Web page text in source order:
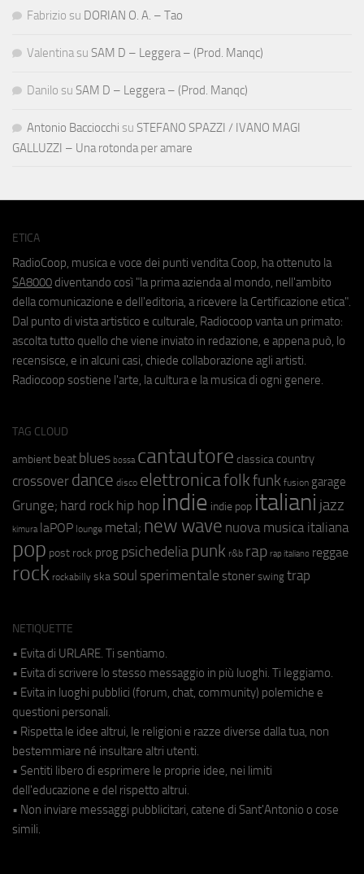
Fabrizio su DORIAN O. A. – Tao
Valentina su SAM D – Leggera – (Prod. Manqc)
Danilo su SAM D – Leggera – (Prod. Manqc)
Antonio Bacciocchi su STEFANO SPAZZI / IVANO MAGI
GALLUZZI – Una rotonda per amare
ETICA
RadioCoop, musica e voce dei punti vendita Coop, ha ottenuto la
SA8000 diventando così "la prima azienda al mondo, nell'ambito
della comunicazione e dell'editoria, a ricevere la Certificazione etica".
Dal punto di vista artistico e culturale, Radiocoop vanta un primato:
ascolta tutto quello che viene inviato in redazione, e appena può, lo
recensisce, e in alcuni casi, chiede collaborazione agli artisti.
Radiocoop sostiene l'arte, la cultura e la musica di ogni genere.
TAG CLOUD
ambient beat blues bossa cantautore classica country
crossover dance disco elettronicafolkfunk fusion garage
Grunge; hard rock hip hop indie indie pop italiani jazz
kimura laPOP lounge metal; new wave nuova musica italiana
pop post rock prog psichedeliapunk r&b rap rap italiano reggae
rock rockabilly ska soul sperimentale stoner swing trap
NETIQUETTE
• Evita di URLARE. Ti sentiamo.
• Evita di scrivere lo stesso messaggio in più luoghi. Ti leggiamo.
• Evita in luoghi pubblici (forum, chat, community) polemiche e
questioni personali.
• Rispetta le idee altrui, le religioni e razze diverse dalla tua, non
bestemmiare né insultare altri utenti.
• Sentiti libero di esprimere le proprie idee, nei limiti
dell'educazione e del rispetto altrui.
• Non inviare messaggi pubblicitari, catene di Sant'Antonio o cose
simili.